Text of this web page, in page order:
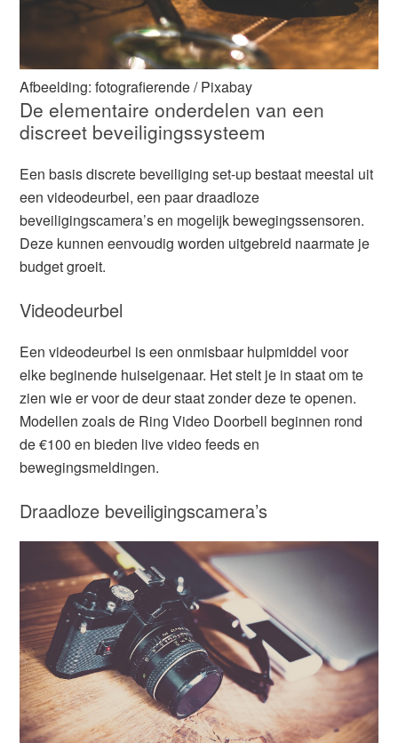
Afbeelding: fotografierende / Pixabay
De elementaire onderdelen van een
discreet beveiligingssysteem
Een basis discrete beveiliging set-up bestaat meestal uit
een videodeurbel, een paar draadloze
beveiligingscamera’s en mogelijk bewegingssensoren.
Deze kunnen eenvoudig worden uitgebreid naarmate je
budget groeit.
Videodeurbel
Een videodeurbel is een onmisbaar hulpmiddel voor
elke beginende huiseigenaar. Het stelt je in staat om te
zien wie er voor de deur staat zonder deze te openen.
Modellen zoals de Ring Video Doorbell beginnen rond
de €100 en bieden live video feeds en
bewegingsmeldingen.
Draadloze beveiligingscamera’s